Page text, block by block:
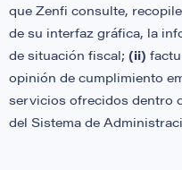
que Zenfi consulte,
de su interfaz gráfica, la
de situación fiscal; (ii)
opinión de cumplimiento
servicios ofrecidos dentro
del Sistema de